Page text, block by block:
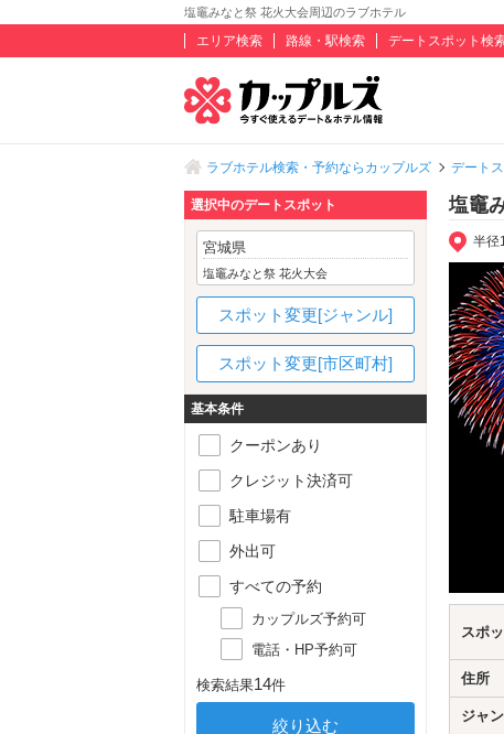
塩竈みなと祭 花火大会周辺のラブホテル
エリア検索 路線・駅検索 デートスポット検
ラブホテル検索・予約ならカップルズ デート
塩竈
半径
スポ
住所
ジャ
選択中のデートスポット
宮城県
塩竈みなと祭 花火大会
スポット変更[ジャンル]
スポット変更[市区町村]
基本条件
クーポンあり
クレジット決済可
駐車場有
外出可
すべての予約
カップルズ予約可
電話・HP予約可
検索結果14件